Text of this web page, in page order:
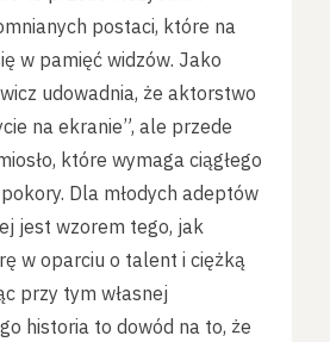
postaci, które na
w pamięć widzów. Jako
udowadnia, że aktorstwo
na ekranie”, ale przede
które wymaga ciągłego
Dla młodych adeptów
jest wzorem tego, jak
w oparciu o talent i ciężką
przy tym własnej
historia to dowód na to, że